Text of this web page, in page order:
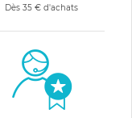
Dès 35 € d'achats